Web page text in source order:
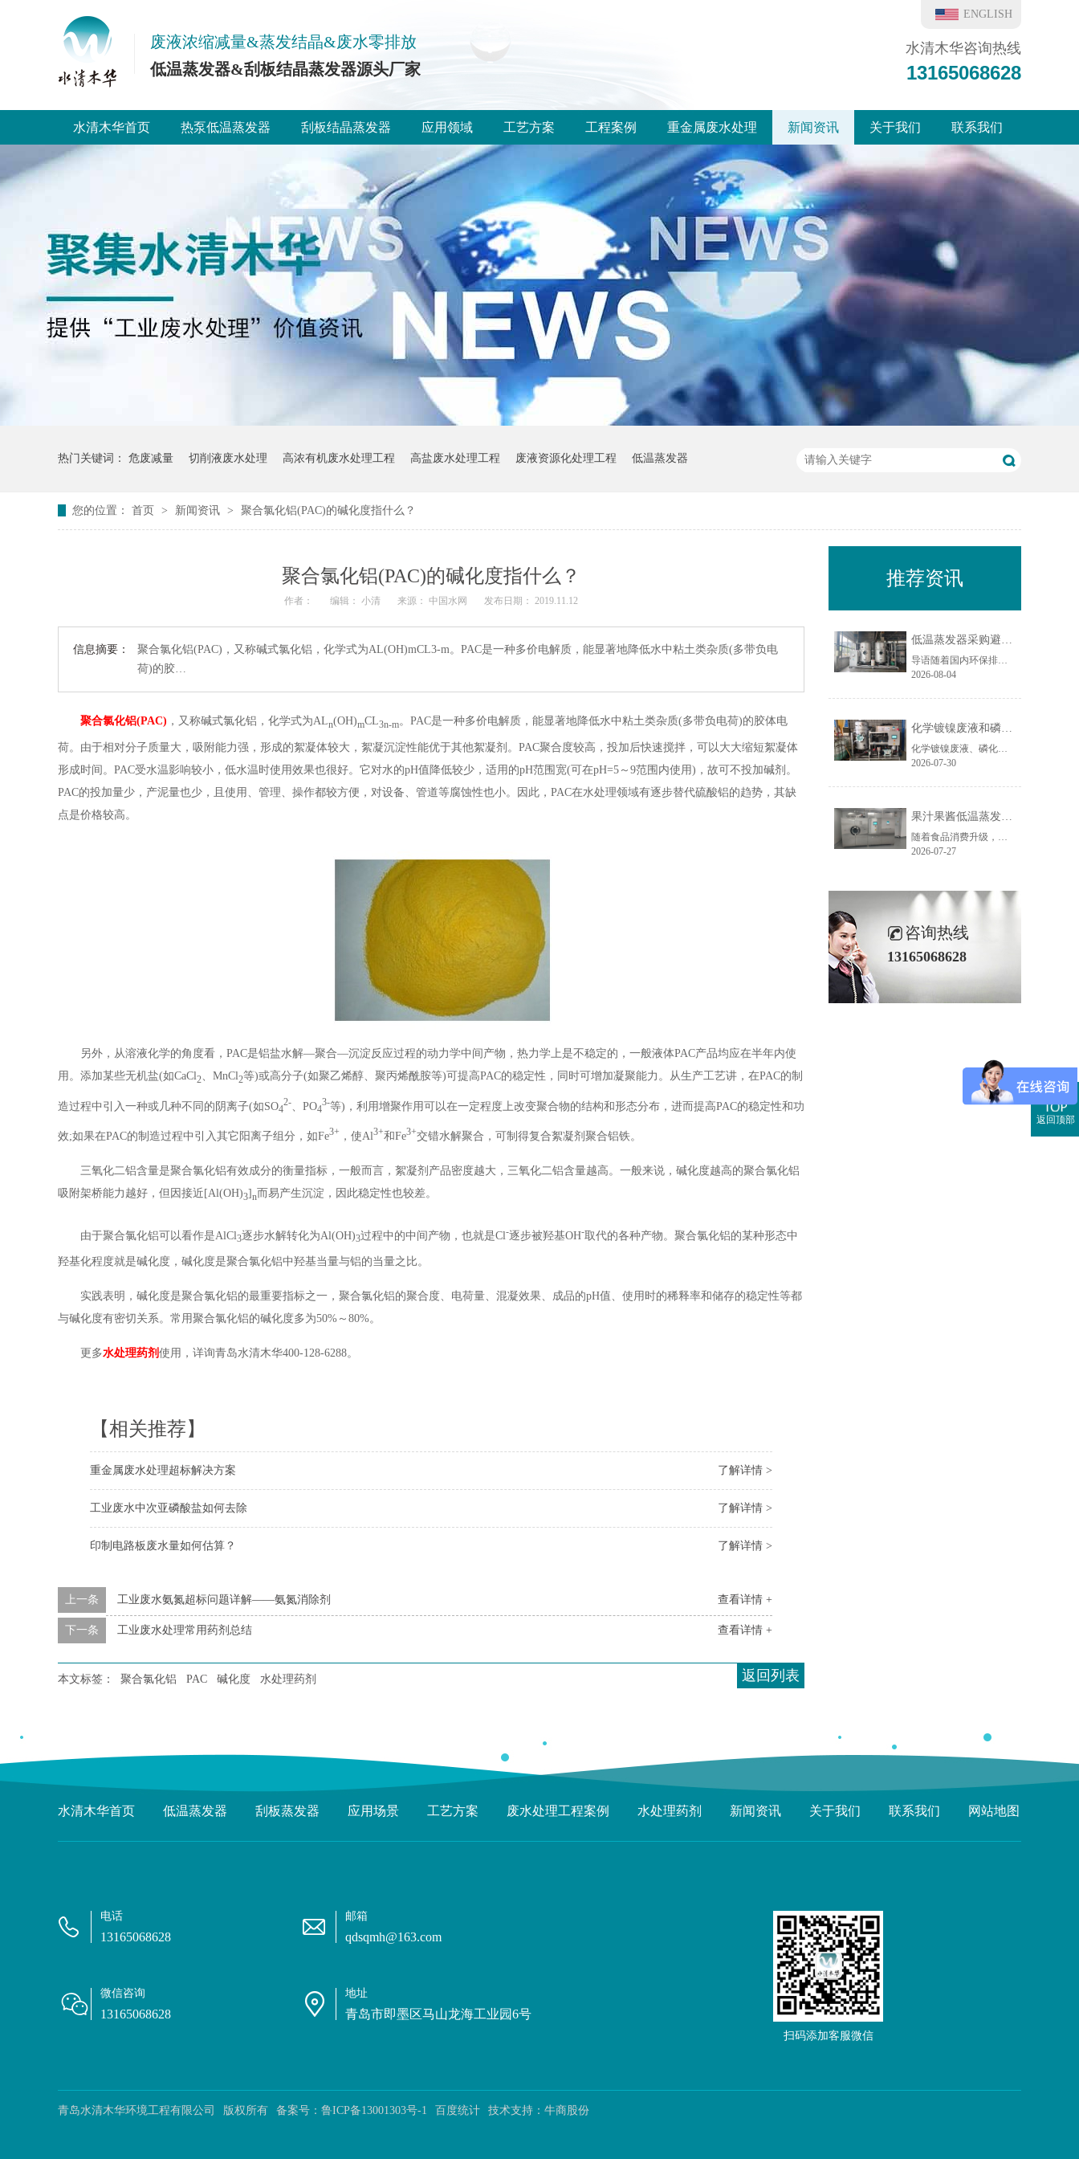
废液浓缩减量&蒸发结晶&废水零排放
低温蒸发器&刮板结晶蒸发器源头厂家
ENGLISH
水清木华咨询热线
13165068628
水清木华首页 热泵低温蒸发器 刮板结晶蒸发器 应用领域 工艺方案 工程案例 重金属废水处理 新闻资讯 关于我们 联系我们
热门关键词： 危废减量 切削液废水处理 高浓有机废水处理工程 高盐废水处理工程 废液资源化处理工程 低温蒸发器
您的位置： 首页 > 新闻资讯 > 聚合氯化铝(PAC)的碱化度指什么？
聚合氯化铝(PAC)的碱化度指什么？
作者： 编辑： 小清 来源： 中国水网 发布日期： 2019.11.12
信息摘要：
聚合氯化铝(PAC)，又称碱式氯化铝，化学式为AL(OH)mCL3-m。PAC是一种多价电解质，能显著地降低水中粘土类杂质(多带负电
荷)的胶…
聚合氯化铝(PAC) ，又称碱式氯化铝，化学式为ALn(OH)mCL3n-m。PAC是一种多价电解质，能显著地降低水中粘土类杂质(多带负电荷)的胶体电
荷。由于相对分子质量大，吸附能力强，形成的絮凝体较大，絮凝沉淀性能优于其他絮凝剂。PAC聚合度较高，投加后快速搅拌，可以大大缩短絮凝体
形成时间。PAC受水温影响较小，低水温时使用效果也很好。它对水的pH值降低较少，适用的pH范围宽(可在pH=5～9范围内使用)，故可不投加碱剂。
PAC的投加量少，产泥量也少，且使用、管理、操作都较方便，对设备、管道等腐蚀性也小。因此，PAC在水处理领域有逐步替代硫酸铝的趋势，其缺
点是价格较高。
另外，从溶液化学的角度看，PAC是铝盐水解—聚合—沉淀反应过程的动力学中间产物，热力学上是不稳定的，一般液体PAC产品均应在半年内使
用。添加某些无机盐(如CaCl2 、MnCl2等)或高分子(如聚乙烯醇、聚丙烯酰胺等)可提高PAC的稳定性，同时可增加凝聚能力。从生产工艺讲，在PAC的制
造过程中引入一种或几种不同的阴离子(如SO4
2- 、PO4
3-等)，利用增聚作用可以在一定程度上改变聚合物的结构和形态分布，进而提高PAC的稳定性和功
效;如果在PAC的制造过程中引入其它阳离子组分，如Fe3+ ，使Al3+和Fe3+交错水解聚合，可制得复合絮凝剂聚合铝铁。
三氧化二铝含量是聚合氯化铝有效成分的衡量指标，一般而言，絮凝剂产品密度越大，三氧化二铝含量越高。一般来说，碱化度越高的聚合氯化铝
吸附架桥能力越好，但因接近[Al(OH)3]n而易产生沉淀，因此稳定性也较差。
由于聚合氯化铝可以看作是AlCl3逐步水解转化为Al(OH)3过程中的中间产物，也就是Cl-逐步被羟基OH-取代的各种产物。聚合氯化铝的某种形态中
羟基化程度就是碱化度，碱化度是聚合氯化铝中羟基当量与铝的当量之比。
实践表明，碱化度是聚合氯化铝的最重要指标之一，聚合氯化铝的聚合度、电荷量、混凝效果、成品的pH值、使用时的稀释率和储存的稳定性等都
与碱化度有密切关系。常用聚合氯化铝的碱化度多为50%～80%。
更多水处理药剂 使用，详询青岛水清木华400-128-6288。
【相关推荐】
了解详情 >
重金属废水处理超标解决方案
了解详情 >
工业废水中次亚磷酸盐如何去除
了解详情 >
印制电路板废水量如何估算？
查看详情 +
上一条 工业废水氨氮超标问题详解——氨氮消除剂
查看详情 +
下一条 工业废水处理常用药剂总结
返回列表
本文标签： 聚合氯化铝 PAC 碱化度 水处理药剂
推荐资讯
低温蒸发器采购避坑指南：工业废水蒸发设备选型10大坑
导语随着国内环保排放标准持续收紧，工业废液减量、资源化回用与废水零排放（ZLD）成为制造企业的刚性需求，低温蒸发器凭借低温负压运行、能耗可控、适配场景广的特点，被广泛应用于电镀、化工、机械加工、食品加工等行业的废水处理场景。尤其在制造业密集区域，越来越多企业选择低温蒸发器实现废水减量化与水资源回......
2026-08-04
化学镀镍废液和磷化废液如何降低危废处置成本？2 吨/天低温蒸发案例年节省超100万
化学镀镍废液、磷化废液处理成本越来越高，企业如何降低危废处置费用？随着环保监管不断加强，金属表面处理行业产生的化学镀镍废液、磷化废液、电镀废液等高浓度废液，通常被列为危险废物，需要委托具有资质的单位进行处置。近年来，危废委外价格持续上涨，对于每天都会产生高浓度废液的企业而言，委外处置费用已经成......
2026-07-30
果汁果酱低温蒸发浓缩设备选型指南：六大核心因素全面解析
随着食品消费升级，NFC果汁、天然果酱、鲜果浆等高附加值果蔬制品的市场需求持续增长，终端市场对产品的天然风味、原生色泽与营养保留度提出了更高要求。低温真空蒸发浓缩技术凭借30℃以下温和提浓的技术优势，成为热敏性食品物料浓缩的主流方案，而选对适配的低温蒸发设备，是保障产品品质、提升生产效益的关键。在......
2026-07-27
咨询热线
13165068628
水清木华首页 低温蒸发器 刮板蒸发器 应用场景 工艺方案 废水处理工程案例 水处理药剂 新闻资讯 关于我们 联系我们 网站地图
电话
13165068628
邮箱
qdsqmh@163.com
微信咨询
13165068628
地址
青岛市即墨区马山龙海工业园6号
扫码添加客服微信
青岛水清木华环境工程有限公司 版权所有 备案号： 鲁ICP备13001303号-1 百度统计 技术支持： 牛商股份
返回顶部